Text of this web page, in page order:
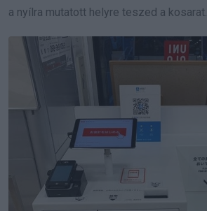
a nyílra mutatott helyre teszed a kosarat.